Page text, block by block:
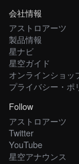
会社情報
アストロアーツ
製品情報
星ナビ
星空ガイド
オンラインショッ
プライバシー・ポ
Follow
アストロアーツ
Twitter
YouTube
星空アナウンス